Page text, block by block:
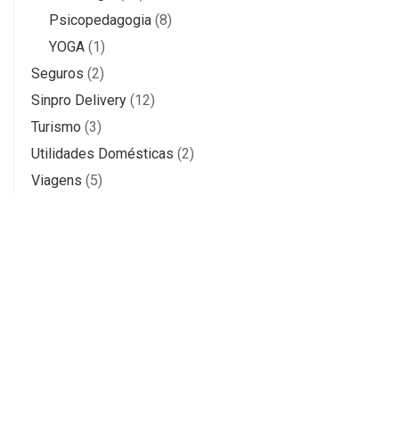
Psicopedagogia (8)
YOGA (1)
Seguros (2)
Sinpro Delivery (12)
Turismo (3)
Utilidades Domésticas (2)
Viagens (5)